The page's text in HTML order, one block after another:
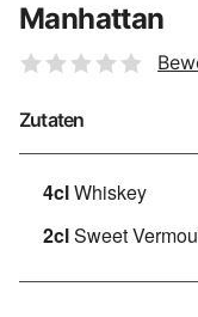
Manhattan
Zutaten
4clWhiskey
2clSweet